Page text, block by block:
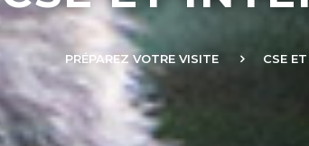
PRÉPAREZ VOTRE VISITE CSE